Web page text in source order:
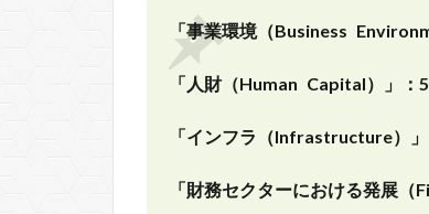
「事業環境（Business
「人財（Human Capital）」：
「インフラ（Infrastructure）
「財務セクターにおける発展